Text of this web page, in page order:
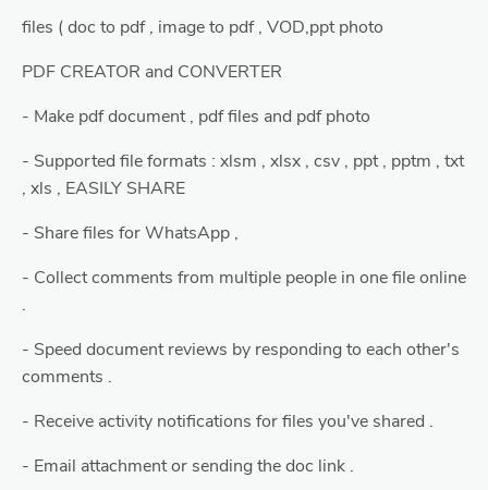
files ( doc to pdf , image to pdf , VOD,ppt photo
PDF CREATOR and CONVERTER
- Make pdf document , pdf files and pdf photo
- Supported file formats : xlsm , xlsx , csv , ppt , pptm , txt
, xls , EASILY SHARE
- Share files for WhatsApp ,
- Collect comments from multiple people in one file online
.
- Speed document reviews by responding to each other's
comments .
- Receive activity notifications for files you've shared .
- Email attachment or sending the doc link .